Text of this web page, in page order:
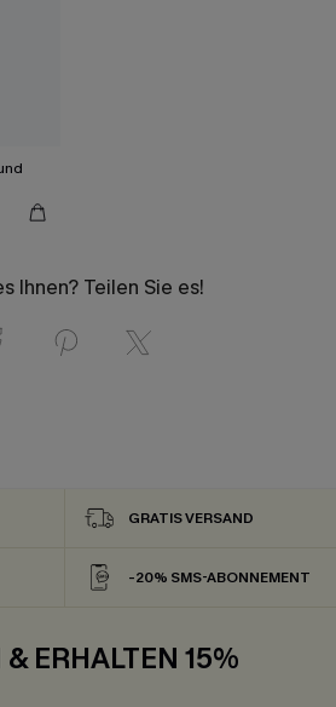
Ihnen? Teilen Sie es!
GRATIS VERSAND
-20% SMS-ABONNEMENT
ERHALTEN 15%